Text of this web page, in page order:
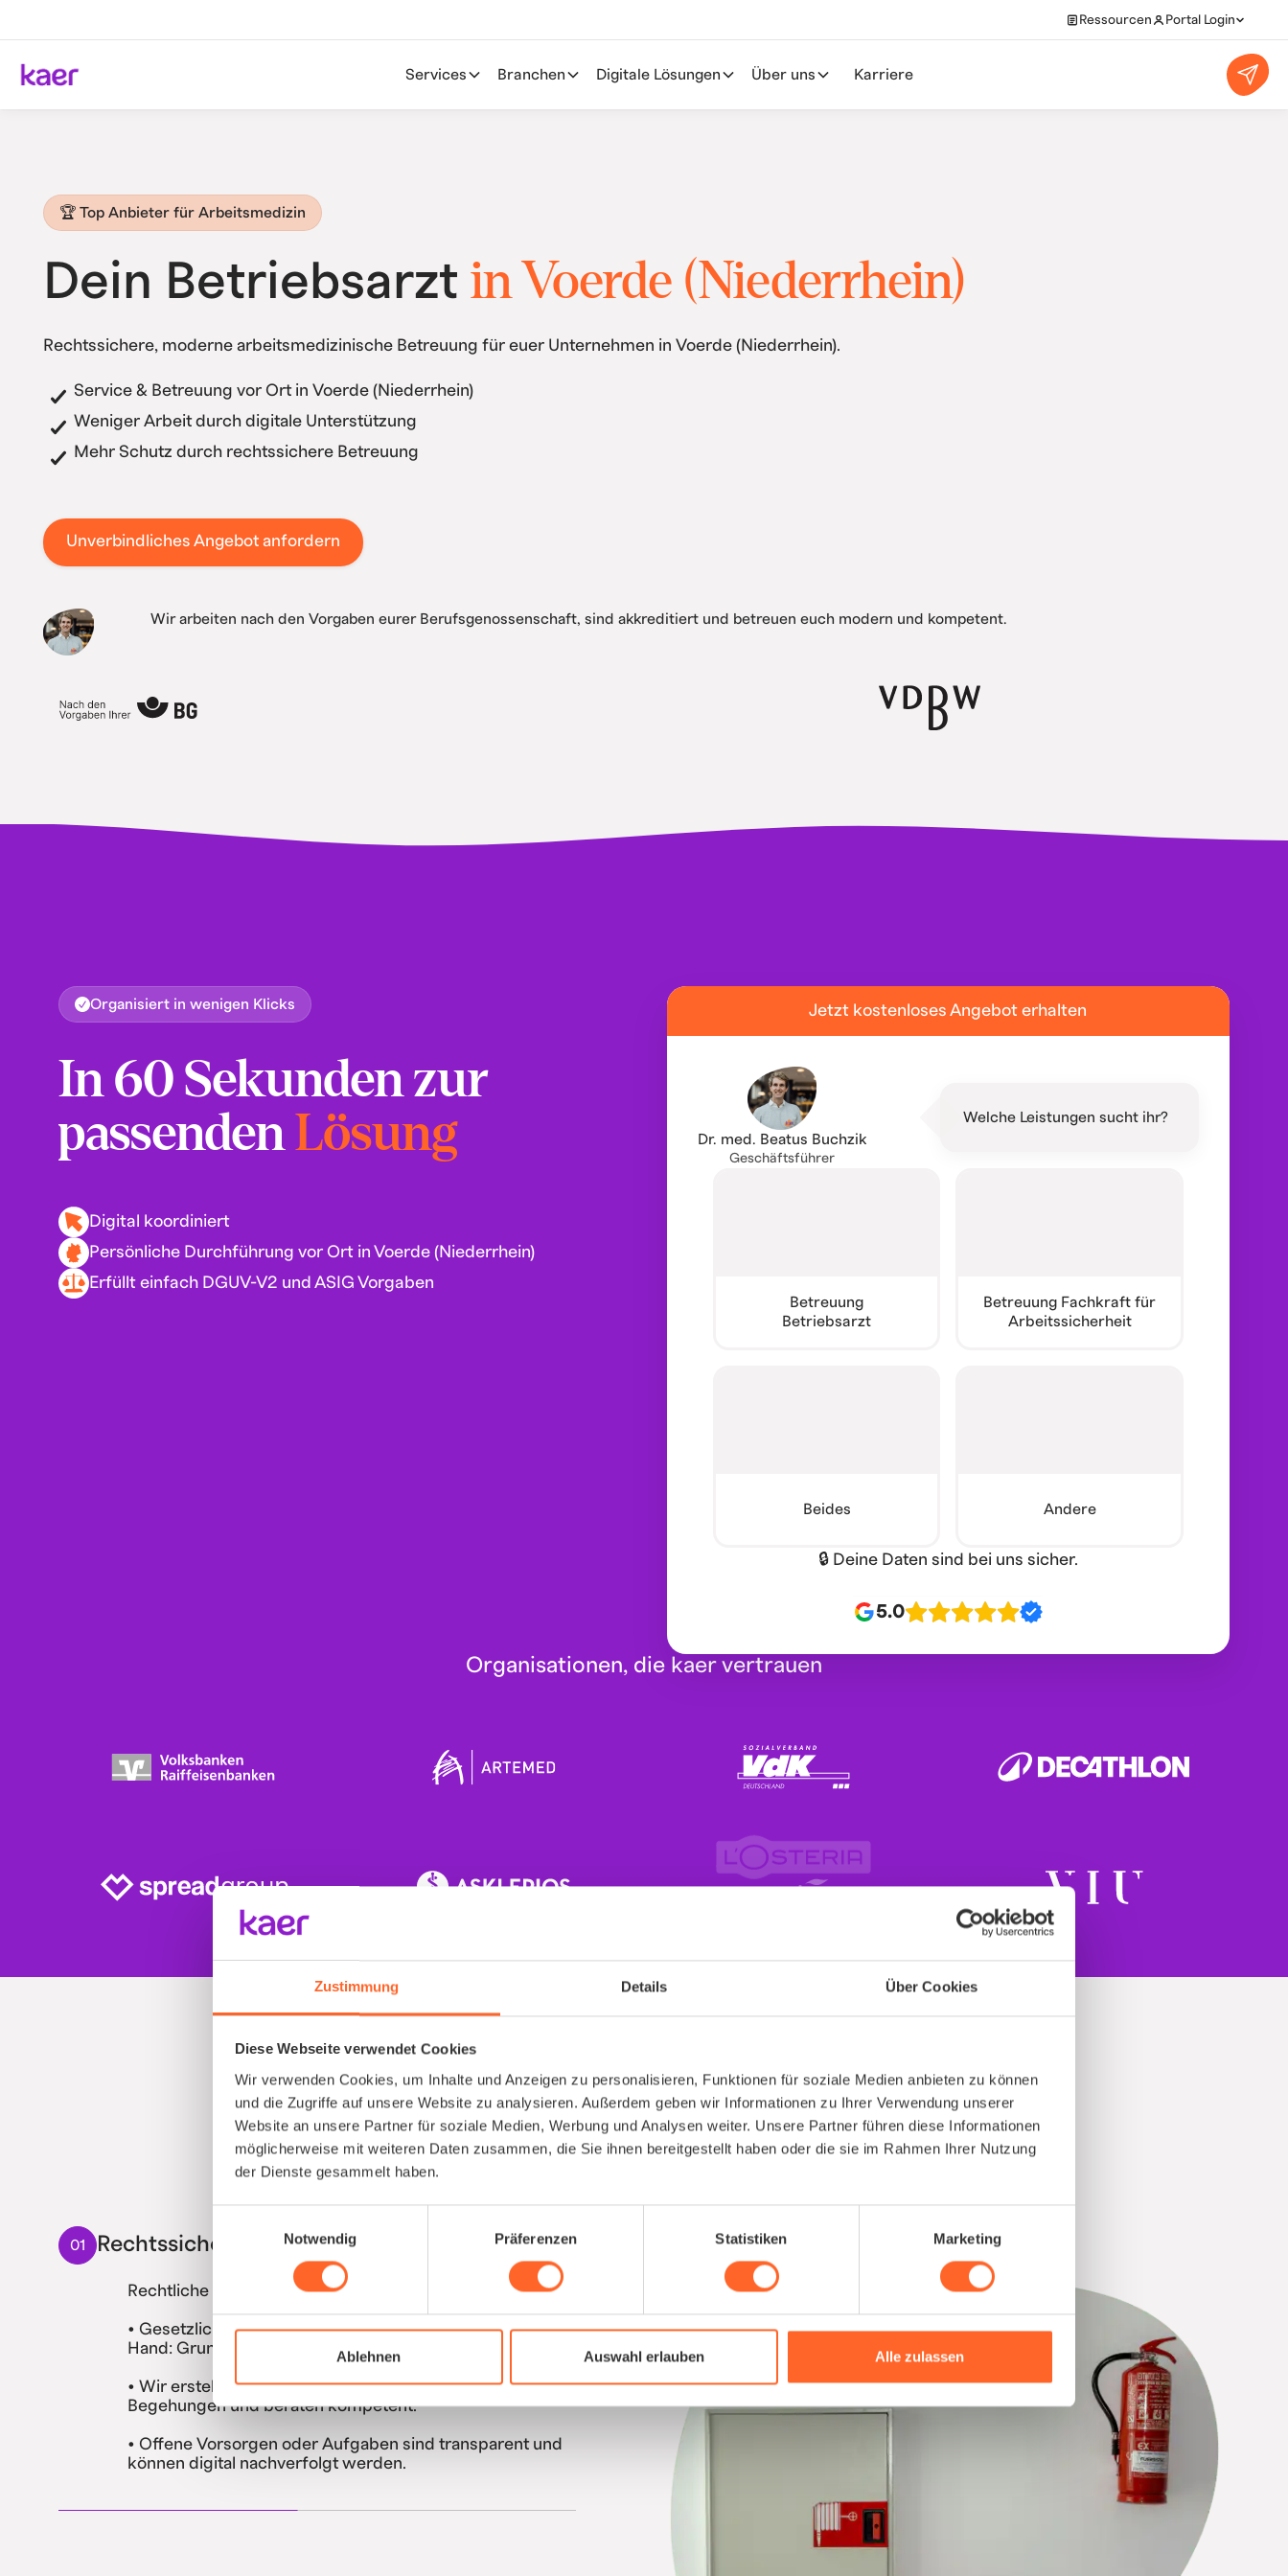
Zustimmung Details Über Cookies
Diese Webseite verwendet Cookies
Wir verwenden Cookies, um Inhalte und Anzeigen zu personalisieren, Funktionen für soziale Medien anbieten zu können
und die Zugriffe auf unsere Website zu analysieren. Außerdem geben wir Informationen zu Ihrer Verwendung unserer
Website an unsere Partner für soziale Medien, Werbung und Analysen weiter. Unsere Partner führen diese Informationen
möglicherweise mit weiteren Daten zusammen, die Sie ihnen bereitgestellt haben oder die sie im Rahmen Ihrer Nutzung
der Dienste gesammelt haben.
Notwendig
Präferenzen Statistiken Marketing
Ablehnen Auswahl erlauben Alle zulassen
Ressourcen Portal Login
Services Branchen Digitale Lösungen Über uns Karriere
🏆 Top Anbieter für Arbeitsmedizin
Dein Betriebsarztin Voerde (Niederrhein)
Rechtssichere, moderne arbeitsmedizinische Betreuung für euer Unternehmen in Voerde (Niederrhein).
Service & Betreuung vor Ort in Voerde (Niederrhein)
Weniger Arbeit durch digitale Unterstützung
Mehr Schutz durch rechtssichere Betreuung
Unverbindliches Angebot anfordern
Wir arbeiten nach den Vorgaben eurer Berufsgenossenschaft, sind akkreditiert und betreuen euch modern und kompetent.
Organisiert in wenigen Klicks
In 60 Sekunden zur
passendenLösung
Digital koordiniert
Persönliche Durchführung vor Ort in Voerde (Niederrhein)
Erfüllt einfach DGUV-V2 und ASIG Vorgaben
Jetzt kostenloses Angebot erhalten
Dr. med. Beatus Buchzik
Geschäftsführer
Welche Leistungen sucht ihr?
Betreuung
Betriebsarzt
Betreuung Fachkraft für
Arbeitssicherheit
Beides Andere
🔒 Deine Daten sind bei uns sicher.
5.0
Organisationen, die kaer vertrauen
Arbeitsmedizin
endlich richtig gelöst
01 Rechtssicherheit verbessern
Rechtliche Risiken reduzieren und Lücken schließen
• Gesetzliche Vorgaben (ASiG, DGUV) gelöst aus einer
Hand: Grundbetreuung, Vorsorgen etc.
• Wir erstellen die rechtlichen Dokumentationen, machen
Begehungen und beraten kompetent.
• Offene Vorsorgen oder Aufgaben sind transparent und
können digital nachverfolgt werden.